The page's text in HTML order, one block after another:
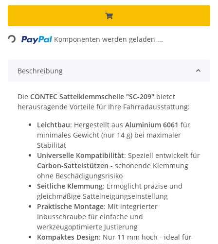
Loading... Komponenten werden geladen ...
Beschreibung
Die CONTEC Sattelklemmschelle "SC-209" bietet
herausragende Vorteile für Ihre Fahrradausstattung:
Leichtbau: Hergestellt aus Aluminium 6061 für
minimales Gewicht (nur 14 g) bei maximaler
Stabilität
Universelle Kompatibilität: Speziell entwickelt für
Carbon-Sattelstützen - schonende Klemmung
ohne Beschädigungsrisiko
Seitliche Klemmung: Ermöglicht präzise und
gleichmäßige Sattelneigungseinstellung
Praktische Montage: Mit integrierter
Inbusschraube für einfache und
werkzeugoptimierte Justierung
Kompaktes Design: Nur 11 mm hoch - ideal für